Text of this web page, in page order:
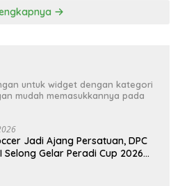
untuk widget dengan kategori
mudah memasukkannya pada
Jadi Ajang Persatuan, DPC
Selong Gelar Peradi Cup 2026